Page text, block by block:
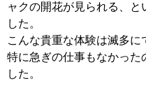
ャクの開花が見られる、と
した。
こんな貴重な体験は滅多
特に急ぎの仕事もなかった
した。